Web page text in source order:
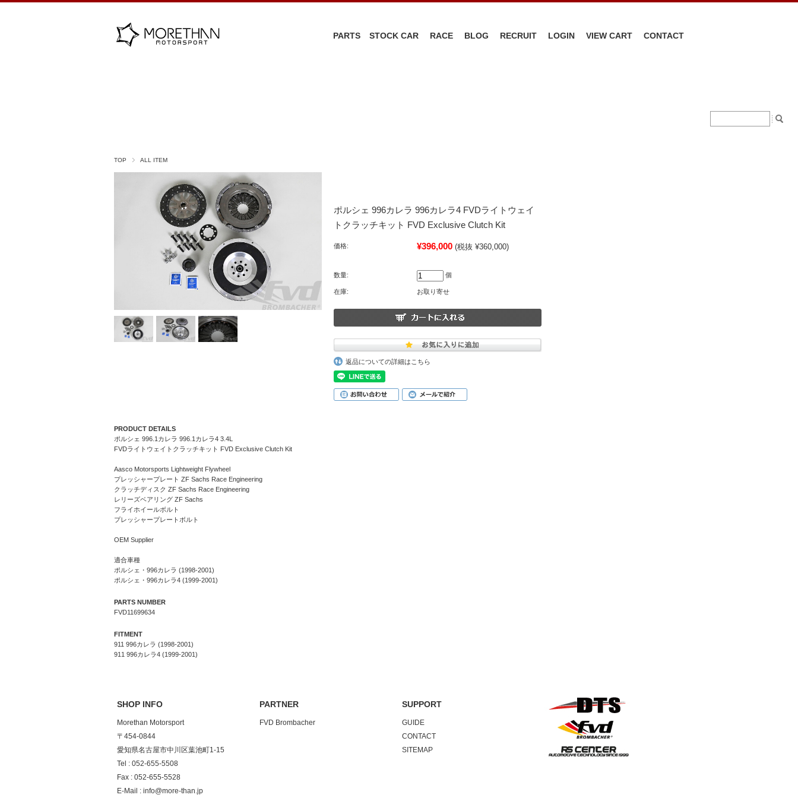
PARTS STOCK CAR RACE BLOG RECRUIT LOGIN VIEW CART CONTACT
TOP ALL ITEM
ポルシェ 996カレラ 996カレラ4 FVDライトウェイ
トクラッチキット FVD Exclusive Clutch Kit
価格: ¥396,000 (税抜 ¥360,000)
数量: 個
在庫: お取り寄せ
返品についての詳細はこちら
PRODUCT DETAILS
ポルシェ 996.1カレラ 996.1カレラ4 3.4L
FVDライトウェイトクラッチキット FVD Exclusive Clutch Kit
Aasco Motorsports Lightweight Flywheel
プレッシャープレート ZF Sachs Race Engineering
クラッチディスク ZF Sachs Race Engineering
レリーズベアリング ZF Sachs
フライホイールボルト
プレッシャープレートボルト
OEM Supplier
適合車種
ポルシェ・996カレラ (1998-2001)
ポルシェ・996カレラ4 (1999-2001)
PARTS NUMBER
FVD11699634
FITMENT
911 996カレラ (1998-2001)
911 996カレラ4 (1999-2001)
SHOP INFO
Morethan Motorsport
〒454-0844
愛知県名古屋市中川区葉池町1-15
Tel : 052-655-5508
Fax : 052-655-5528
E-Mail : info@more-than.jp
PARTNER
FVD Brombacher
SUPPORT
GUIDE
CONTACT
SITEMAP